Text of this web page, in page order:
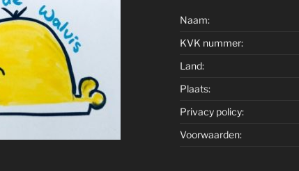
Naam:
KVK nummer:
Land:
Plaats:
Privacy policy:
Voorwaarden: